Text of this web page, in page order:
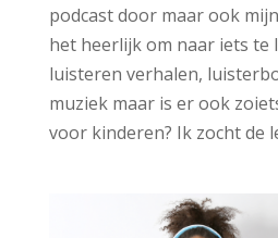
podcast door maar ook
het heerlijk om naar iets te
luisteren verhalen,
muziek maar is er ook
voor kinderen? Ik zocht de